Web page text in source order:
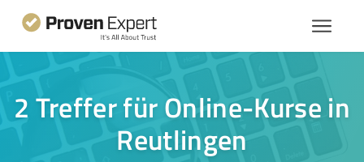
2 Treffer für Online-Kurse in
Reutlingen